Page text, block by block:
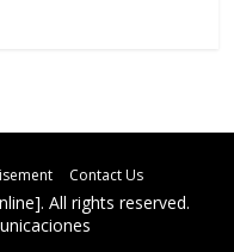
Contact Us
All rights reserved.